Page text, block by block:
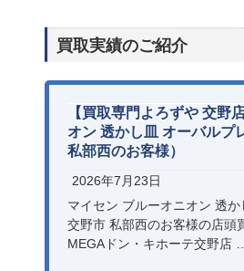
買取実績のご紹介
【買取専門よろずや 交野
オン 透かし皿 オーバルプ
私部西のお客様）
2026年7月23日
マイセン ブルーオニオン 透
交野市 私部西のお客様の店頭
MEGAドン・キホーテ交野店